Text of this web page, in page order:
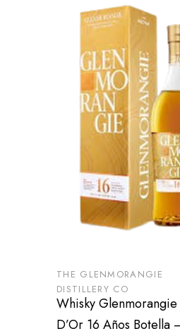
THE GLENMORANGIE
DISTILLERY CO
Whisky
D’Or 16 Años Botella